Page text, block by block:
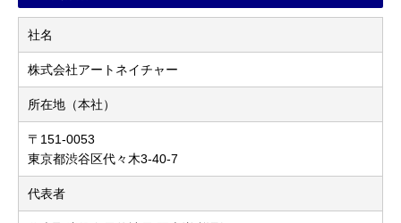
社名
株式会社アートネイチャー
所在地（本社）
〒151-0053
東京都渋谷区代々木3-40-7
代表者